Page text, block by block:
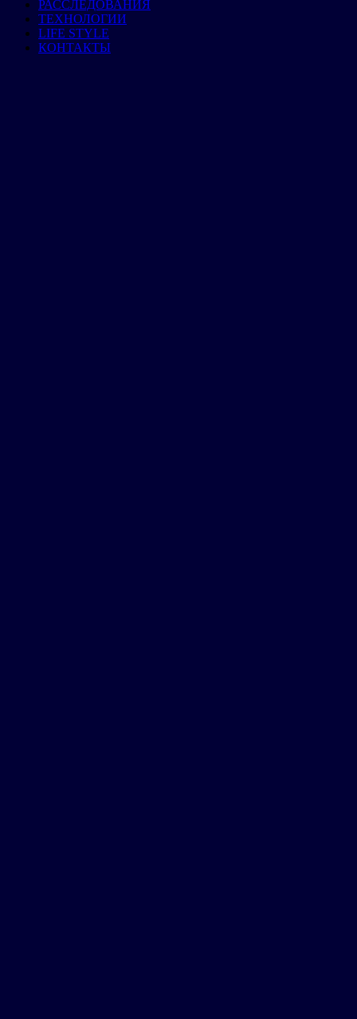
РАССЛЕДОВАНИЯ
ТЕХНОЛОГИИ
LIFE STYLE
КОНТАКТЫ